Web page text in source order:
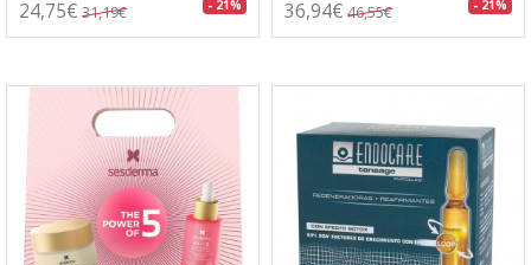
24,75€ 31,19€ - 21% 36,94€ 46,55€ - 21%